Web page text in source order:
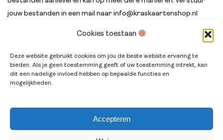
Cookies toestaan
Deze website gebruikt cookies om jou de beste website ervaring te
bieden. Als je geen toestemming geeft of uw toestemming intrekt, kan
dit een nadelige invloed hebben op bepaalde functies en
mogelijkheden.
Accepteren
jouw bestanden in een mail naar info@kraskaartenshop.nl
WeTransfer.
© Kraskaartenshop.nl 2014 - 2026. All rights reserved.